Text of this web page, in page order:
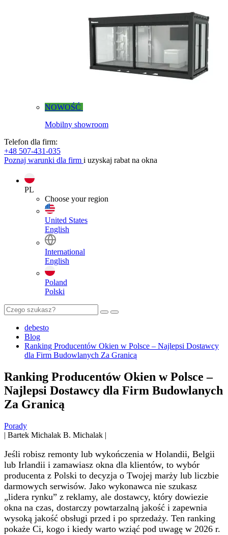
NOWOŚĆ
Mobilny showroom
Telefon dla firm:
+48 507-431-035
Poznaj warunki dla firm i uzyskaj rabat na okna
PL
Choose your region
United States
English
International
English
Poland
Polski
debesto
Blog
Ranking Producentów Okien w Polsce – Najlepsi Dostawcy
dla Firm Budowlanych Za Granicą
Ranking Producentów Okien w Polsce –
Najlepsi Dostawcy dla Firm Budowlanych
Za Granicą
Porady
| Bartek Michalak B. Michalak |
Jeśli robisz remonty lub wykończenia w Holandii, Belgii
lub Irlandii i zamawiasz okna dla klientów, to wybór
producenta z Polski to decyzja o Twojej marży lub liczbie
darmowych serwisów. Jako wykonawca nie szukasz
„lidera rynku” z reklamy, ale dostawcy, który dowiezie
okna na czas, dostarczy powtarzalną jakość i zapewnia
wysoką jakość obsługi przed i po sprzedaży. Ten ranking
pokaże Ci, kogo i kiedy warto wziąć pod uwagę w 2026 r.